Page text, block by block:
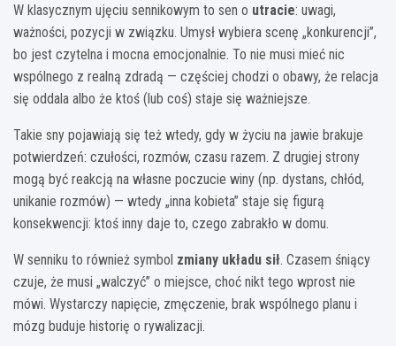
W klasycznym ujęciu sennikowym to sen o utracie: uwagi,
ważności, pozycji w związku. Umysł wybiera scenę „konkurencji”,
bo jest czytelna i mocna emocjonalnie. To nie musi mieć nic
wspólnego z realną zdradą — częściej chodzi o obawy, że relacja
się oddala albo że ktoś (lub coś) staje się ważniejsze.
Takie sny pojawiają się też wtedy, gdy w życiu na jawie brakuje
potwierdzeń: czułości, rozmów, czasu razem. Z drugiej strony
mogą być reakcją na własne poczucie winy (np. dystans, chłód,
unikanie rozmów) — wtedy „inna kobieta” staje się figurą
konsekwencji: ktoś inny daje to, czego zabrakło w domu.
W senniku to również symbol zmiany układu sił. Czasem śniący
czuje, że musi „walczyć” o miejsce, choć nikt tego wprost nie
mówi. Wystarczy napięcie, zmęczenie, brak wspólnego planu i
mózg buduje historię o rywalizacji.